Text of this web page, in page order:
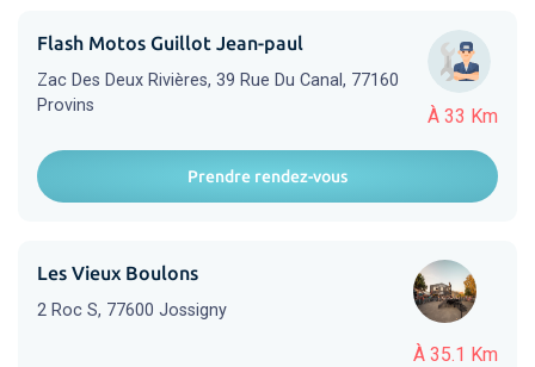
À 33 Km
Flash Motos Guillot Jean-paul
Zac Des Deux Rivières, 39 Rue Du Canal, 77160
Provins
Prendre rendez-vous
À 35.1 Km
Les Vieux Boulons
2 Roc S, 77600 Jossigny